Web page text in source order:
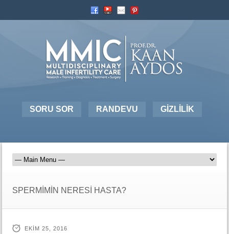
SORU SOR RANDEVU GİZLİLİK
SPERMİMİN NERESİ HASTA?
EKIM 25, 2016